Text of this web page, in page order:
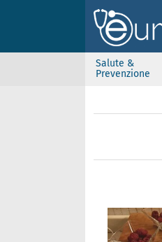
Salute &
Prevenzione